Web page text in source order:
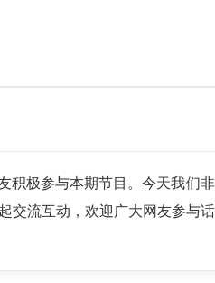
极参与本期节目。今天我们
流互动，欢迎广大网友参与